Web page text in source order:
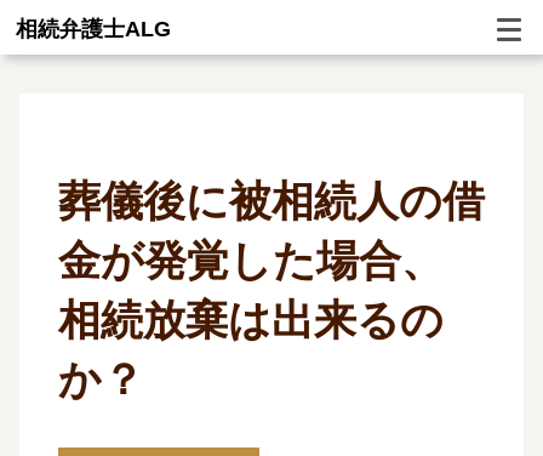
相続弁護士ALG
葬儀後に被相続人の借
金が発覚した場合、
相続放棄は出来るの
か？